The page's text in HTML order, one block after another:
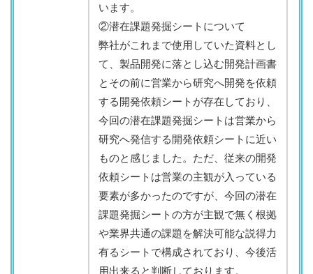
います。
②潜在課題発掘シートについて
弊社がこれまで使用していた資料とし
て、製品開発に落とし込む開発計画書
とその前に営業から研究へ開発を依頼
する開発依頼シートが存在しており、
今回の潜在課題発掘シートは営業から
研究へ発信する開発依頼シートに近い
ものと感じました。ただ、従来の開発
依頼シートは営業の主観が入っている
要素が多かったのですが、今回の潜在
課題発掘シートの方が主観で無く根拠
や業界共通の課題を解決可能な説得力
有るシートで構成されており、今後活
用出来ると判断しております。